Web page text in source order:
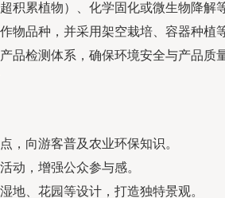
积累植物）、化学固化或微生物降解
物品种，并采用架空栽培、容器种植
品检测体系，确保环境安全与产品质量
，向游客普及农业环保知识。
动，增强公众参与感。
地、花园等设计，打造独特景观。